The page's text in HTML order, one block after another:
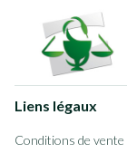
Liens légaux
Conditions de vente